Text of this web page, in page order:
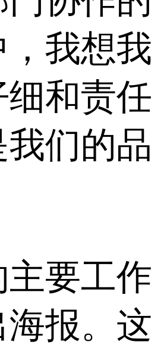
我想我
和责任
们的品
要工作
报。这